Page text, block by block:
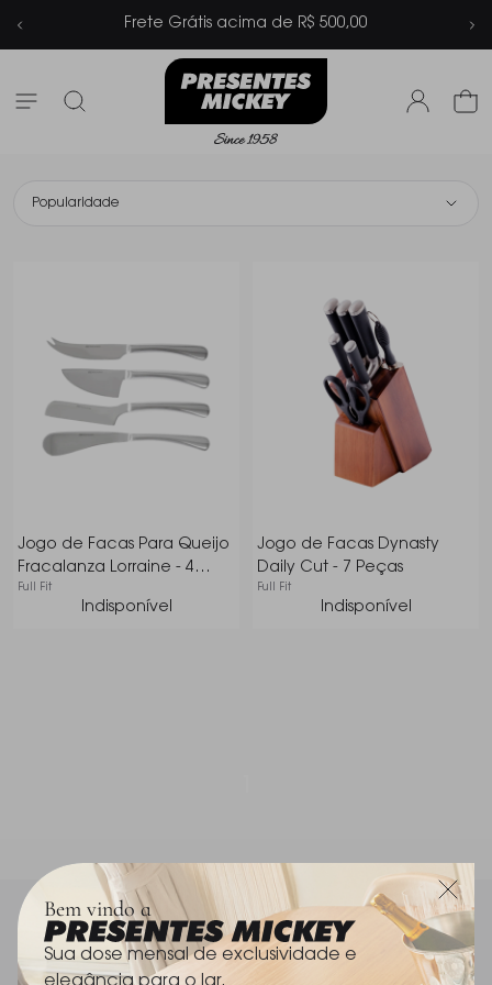
Bem vindo a
Sua dose mensal de exclusividade e
elegância para o lar.
Frete Grátis acima de R$ 500,00
Popularidade
Jogo de Facas Para Queijo
Fracalanza Lorraine - 4
Peças
Full Fit
Indisponível
Jogo de Facas Dynasty
Daily Cut - 7 Peças
Full Fit
Indisponível
Sua Dose Mensal de Exclusividade e Luxo para o
Lar.